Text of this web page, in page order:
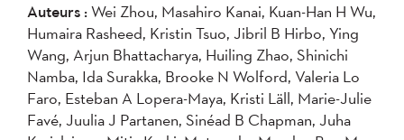
2004
Appliquer
Auteurs :Wei Zhou, Masahiro Kanai, Kuan-Han H Wu,
Humaira Rasheed, Kristin Tsuo, Jibril B Hirbo, Ying
Wang, Arjun Bhattacharya, Huiling Zhao, Shinichi
Namba, Ida Surakka, Brooke N Wolford, Valeria Lo
Faro, Esteban A Lopera-Maya, Kristi Läll, Marie-Julie
Favé, Juulia J Partanen, Sinéad B Chapman, Juha